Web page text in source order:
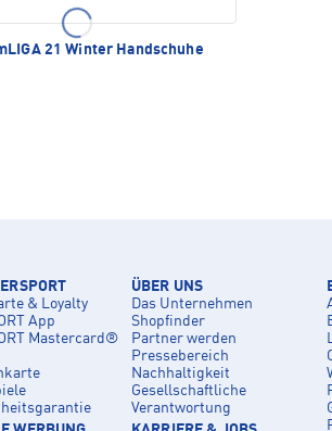
21 Winter Handschuhe
& Loyalty
App
Mastercard®
ÜBER UNS
Das Unternehmen
Shopfinder
Partner werden
Pressebereich
Nachhaltigkeit
Gesellschaftliche
Verantwortung